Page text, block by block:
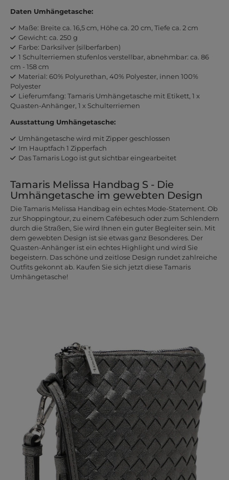
Daten Umhängetasche:
Maße: Breite ca. 16,5 cm, Höhe ca. 20 cm, Tiefe ca. 2 cm
Gewicht: ca. 250 g
Farbe: Darksilver (silberfarben)
1 Schulterriemen stufenlos verstellbar, abnehmbar: ca. 86
cm - 158 cm
Material: 60% Polyurethan, 40% Polyester, innen 100%
Polyester
Lieferumfang: Tamaris Umhängetasche mit Etikett, 1 x
Quasten-Anhänger, 1 x Schulterriemen
Ausstattung Umhängetasche:
Umhängetasche wird mit Zipper geschlossen
Im Hauptfach 1 Zipperfach
Das Tamaris Logo ist gut sichtbar eingearbeitet
Tamaris Melissa Handbag S - Die
Umhängetasche im gewebten Design
Die Tamaris Melissa Handbag ein echtes Mode-Statement. Ob
zur Shoppingtour, zu einem Cafébesuch oder zum Schlendern
durch die Straßen, Sie wird Ihnen ein guter Begleiter sein. Mit
dem gewebten Design ist sie etwas ganz Besonderes. Der
Quasten-Anhänger ist ein echtes Highlight und wird Sie
begeistern. Das schöne und zeitlose Design rundet zahlreiche
Outfits gekonnt ab. Kaufen Sie sich jetzt diese Tamaris
Umhängetasche!